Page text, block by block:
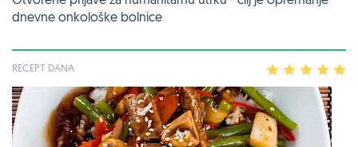
dnevne onkološke bolnice
RECEPT DANA 2 3 4